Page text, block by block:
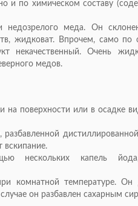
и по химическом составу
недозрелого меда. Он
жидковат. Впрочем, само по
некачественный. Очень
медов.
на поверхности или в осадке
вскипание.
нескольких капель йода,
комнатной температуре. Он
он разбавлен сахарным